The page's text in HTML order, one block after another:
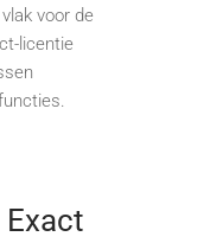
voor de
licentie
Exact